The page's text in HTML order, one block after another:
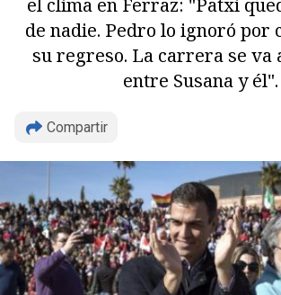
el clima en Ferraz: "Patxi
de nadie. Pedro lo ignoró por
su regreso. La carrera se va
entre Susana y él".
Compartir
Copiar